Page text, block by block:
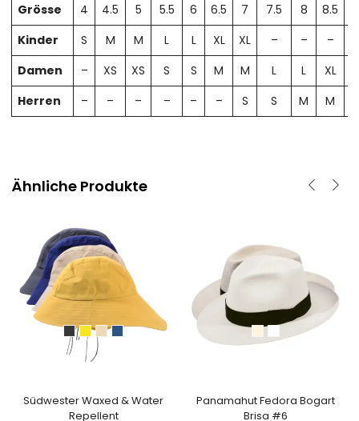
Grösse 4 4.5 5 5.5 6 6.5 7 7.5 8 8.5
Kinder
S M M L L XL XL – – –
Damen
– XS XS S S M M L L XL
Herren
– – – – – – S S M M
Ähnliche Produkte
Südwester Waxed & Water
Repellent
Panamahut Fedora Bogart
Brisa #6